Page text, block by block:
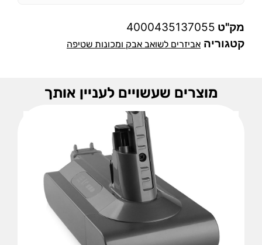
מק"ט 4000435137055
קטגוריה אביזרים לשואב אבק ומכונות שטיפה
מוצרים שעשויים לעניין אותך